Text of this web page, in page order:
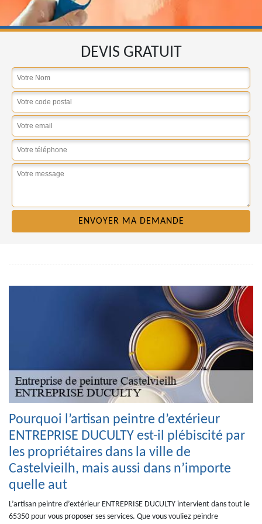
DEVIS GRATUIT
Pourquoi l’artisan peintre d’extérieur
ENTREPRISE DUCULTY est-il plébiscité par
les propriétaires dans la ville de
Castelvieilh, mais aussi dans n’importe
quelle aut
L’artisan peintre d’extérieur ENTREPRISE DUCULTY intervient dans tout le
65350 pour vous proposer ses services. Que vous vouliez peindre